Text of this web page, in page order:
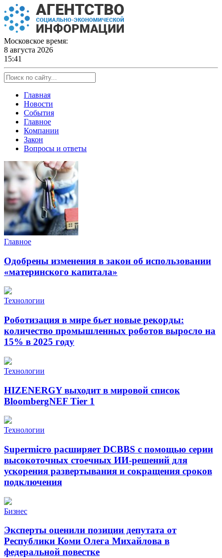
Skip
to
content
Московское время:
8 августа 2026
15:41
Главная
Новости
События
Главное
Компании
Закон
Вопросы и ответы
Главное
Одобрены изменения в закон об использовании
«материнского капитала»
Технологии
Роботизация в мире бьет новые рекорды:
количество промышленных роботов выросло на
15% в 2025 году
Технологии
HIZENERGY выходит в мировой список
BloombergNEF Tier 1
Технологии
Supermicro расширяет DCBBS с помощью серии
высокоточных стоечных ИИ-решений для
ускорения развертывания и сокращения сроков
подключения
Бизнес
Эксперты оценили позиции депутата от
Республики Коми Олега Михайлова в
федеральной повестке